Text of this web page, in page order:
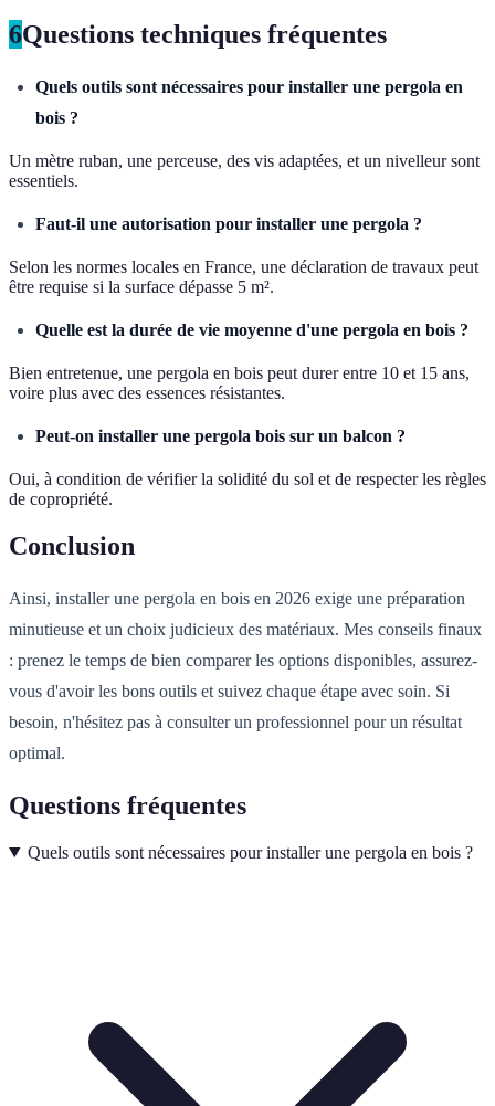
6Questions techniques fréquentes
Quels outils sont nécessaires pour installer une pergola en
bois ?
Un mètre ruban, une perceuse, des vis adaptées, et un nivelleur sont
essentiels.
Faut-il une autorisation pour installer une pergola ?
Selon les normes locales en France, une déclaration de travaux peut
être requise si la surface dépasse 5 m².
Quelle est la durée de vie moyenne d'une pergola en bois ?
Bien entretenue, une pergola en bois peut durer entre 10 et 15 ans,
voire plus avec des essences résistantes.
Peut-on installer une pergola bois sur un balcon ?
Oui, à condition de vérifier la solidité du sol et de respecter les règles
de copropriété.
Conclusion
Ainsi, installer une pergola en bois en 2026 exige une préparation
minutieuse et un choix judicieux des matériaux. Mes conseils finaux
: prenez le temps de bien comparer les options disponibles, assurez-
vous d'avoir les bons outils et suivez chaque étape avec soin. Si
besoin, n'hésitez pas à consulter un professionnel pour un résultat
optimal.
Questions fréquentes
Quels outils sont nécessaires pour installer une pergola en bois ?